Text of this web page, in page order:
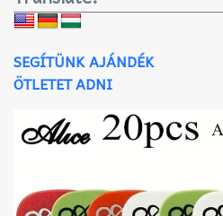
SEGÍTÜNK AJÁNDÉK
ÖTLETET ADNI